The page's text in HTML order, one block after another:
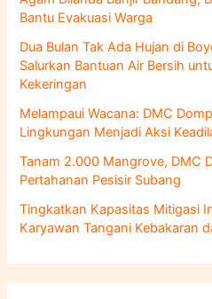
t
u
k
:
Bantu Evakuasi Warga
Dua Bulan Tak Ada Hujan di
Salurkan Bantuan Air Bersih
Kekeringan
Melampaui Wacana: DMC
Lingkungan Menjadi Aksi
Tanam 2.000 Mangrove, DMC
Pertahanan Pesisir Subang
Tingkatkan Kapasitas Mitigasi
Karyawan Tangani Kebakaran